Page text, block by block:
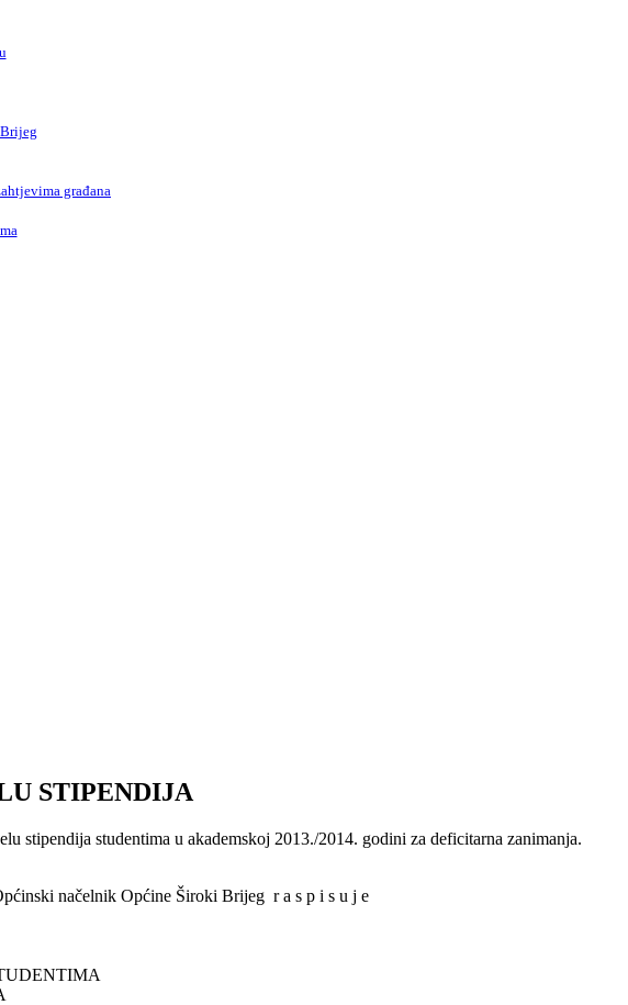
građana
STIPENDIJA
stipendija studentima u akademskoj 2013./2014. godini za deficitarna zanimanja.
načelnik Općine Široki Brijeg r a s p i s u j e